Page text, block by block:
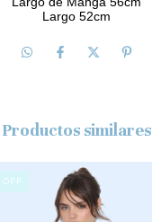
Largo 52cm
Productos similares
OFF